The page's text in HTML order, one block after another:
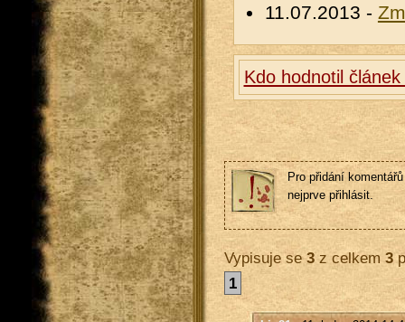
11.07.2013 -
Kdo hodnotil
Pro přidání
nejprve přihlásit.
Vypisuje se3z celkem 3
1